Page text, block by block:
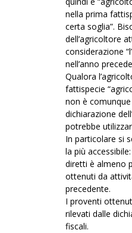
nella prima
certa soglia”.
dell’agricoltore
considerazione
nell’anno
Qualora
fattispecie
non è
dichiarazione
potrebbe
In particolare si
la più
diretti è almeno
ottenuti da
precedente.
I proventi
rilevati dalle
fiscali.